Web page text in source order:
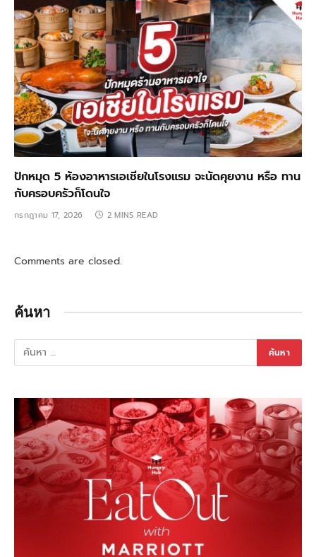
ปักหมุด 5 ห้องอาหารเอเชียในโรงแรม จะนัดคุยงาน หรือ ทาน
กับครอบครัวก็โดนใจ
กรกฎาคม 17, 2026 2 MINS READ
Comments are closed.
ค้นหา